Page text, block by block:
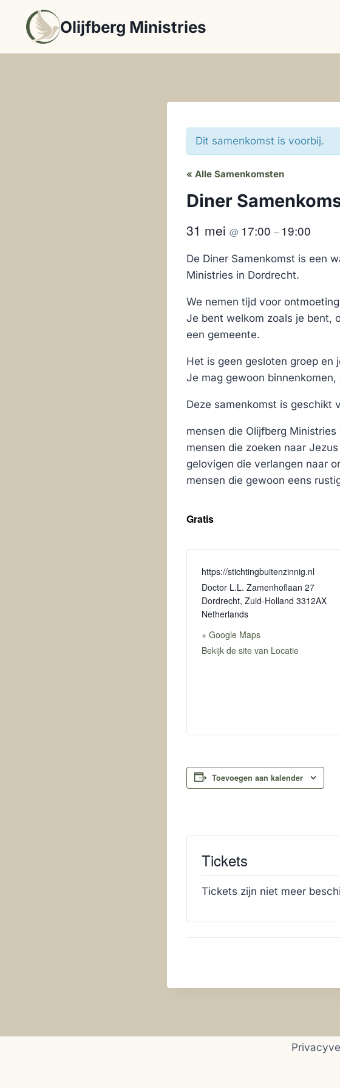
Doorgaan
inhoud
Olijfberg Ministries
Dit samenkomst is voorbij.
« Alle Samenkomsten
Diner
31 mei @ 17:00 – 19:00
De Diner Samenkomst is een
Ministries in Dordrecht.
We nemen tijd voor
Je bent welkom zoals je bent,
een gemeente.
Het is geen gesloten groep en
Je mag gewoon
Deze samenkomst is geschikt
mensen die Olijfberg
mensen die zoeken naar
gelovigen die verlangen naar
mensen die gewoon eens
Gratis
https://stichtingbuitenzinnig.nl
Doctor L.L. Zamenhoflaan 27
Dordrecht, Zuid-Holland 3312AX
Netherlands
+ Google Maps
Bekijk de site van Locatie
Toevoegen aan kalender
Tickets
Tickets zijn niet meer
Navigatie